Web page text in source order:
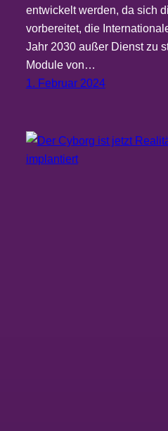
entwickelt werden, da sich
vorbereitet, die
Jahr 2030 außer Dienst zu
Module von…
1. Februar 2024